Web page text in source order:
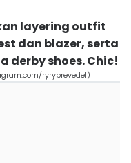
layering outfit
dan blazer, serta
derby shoes. Chic!
ryryprevedel)